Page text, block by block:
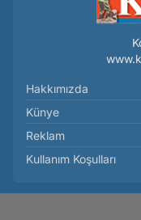
Hakkımızda
Künye
Reklam
Kullanım Koşulları